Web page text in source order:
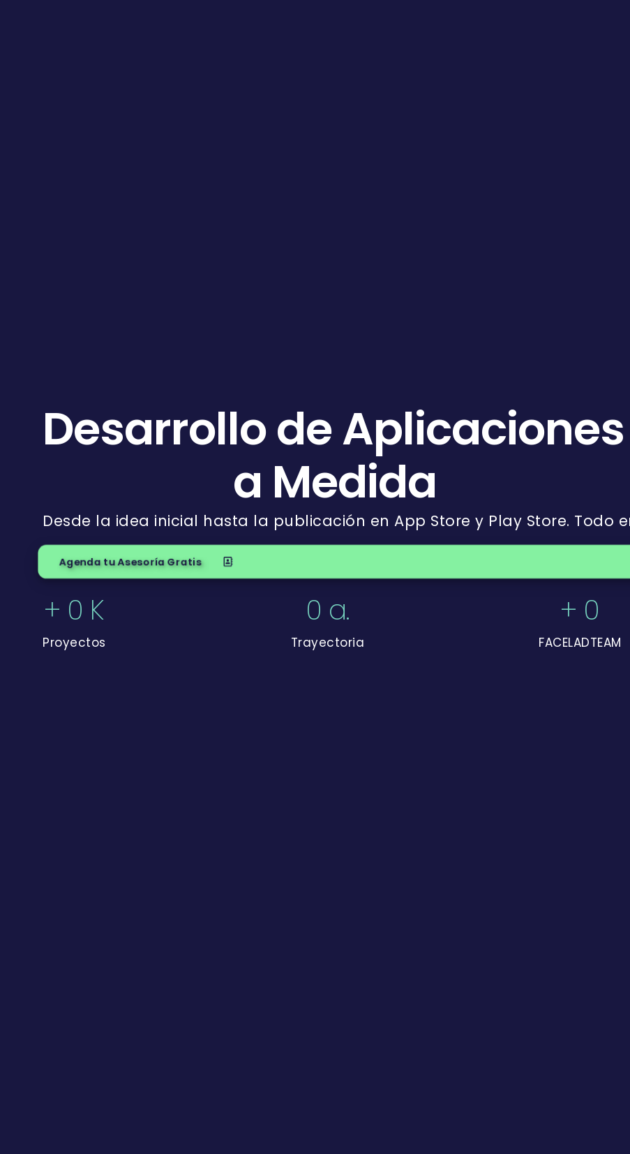
Desarrollo de
a Medida
Desde la idea inicial hasta la publicación en App Store y Play Store. Todo
Agenda tu Asesoría Gratis
+ 0 K
Proyectos
0 a.
Trayectoria
+ 0
FACELADTEAM